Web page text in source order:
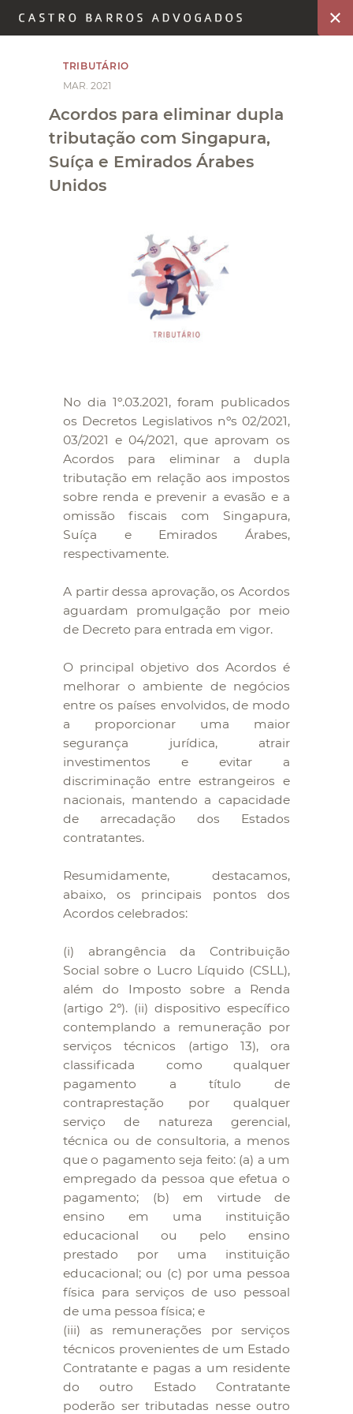
TRIBUTÁRIO
MAR. 2021
Acordos para eliminar dupla
tributação com Singapura,
Suíça e Emirados Árabes
Unidos
No dia 1º.03.2021, foram publicados
os Decretos Legislativos nºs 02/2021,
03/2021 e 04/2021, que aprovam os
Acordos para eliminar a dupla
tributação em relação aos impostos
sobre renda e prevenir a evasão e a
omissão fiscais com Singapura,
Suíça e Emirados Árabes,
respectivamente.
A partir dessa aprovação, os Acordos
aguardam promulgação por meio
de Decreto para entrada em vigor.
O principal objetivo dos Acordos é
melhorar o ambiente de negócios
entre os países envolvidos, de modo
a proporcionar uma maior
segurança jurídica, atrair
investimentos e evitar a
discriminação entre estrangeiros e
nacionais, mantendo a capacidade
de arrecadação dos Estados
contratantes.
Resumidamente, destacamos,
abaixo, os principais pontos dos
Acordos celebrados:
(i) abrangência da Contribuição
Social sobre o Lucro Líquido (CSLL),
além do Imposto sobre a Renda
(artigo 2º). (ii) dispositivo específico
contemplando a remuneração por
serviços técnicos (artigo 13), ora
classificada como qualquer
pagamento a título de
contraprestação por qualquer
serviço de natureza gerencial,
técnica ou de consultoria, a menos
que o pagamento seja feito: (a) a um
empregado da pessoa que efetua o
pagamento; (b) em virtude de
ensino em uma instituição
educacional ou pelo ensino
prestado por uma instituição
educacional; ou (c) por uma pessoa
física para serviços de uso pessoal
de uma pessoa física; e
(iii) as remunerações por serviços
técnicos provenientes de um Estado
Contratante e pagas a um residente
do outro Estado Contratante
poderão ser tributadas nesse outro